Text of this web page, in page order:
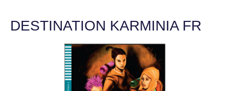
DESTINATION KARMINIA FR